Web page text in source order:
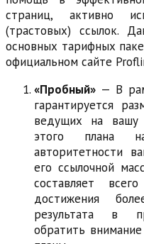
страниц, активно
(трастовых) ссылок.
основных тарифных
официальном сайте
«Пробный» — В
гарантируется
ведущих на вашу
этого плана
авторитетности
его ссылочной
составляет
достижения
результата в
обратить